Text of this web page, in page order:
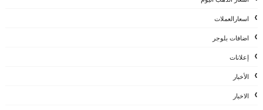
اسعارالعملات
اضافات بلوجر
إعلانات
الأخبار
الاخبار